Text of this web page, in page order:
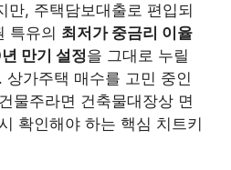
만, 주택담보대출로 편입되
특유의 최저가 중금리 이율
만기 설정을 그대로 누릴
상가주택 매수를 고민 중인
물주라면 건축물대장상 면
확인해야 하는 핵심 치트키